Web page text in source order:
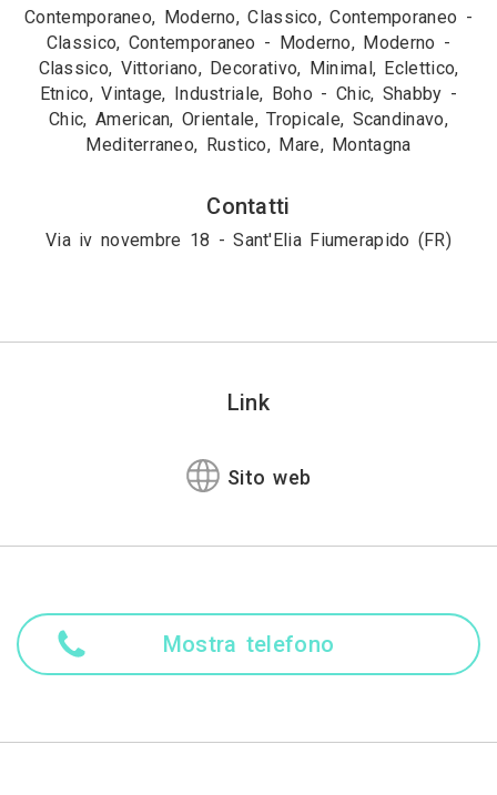
Contemporaneo, Moderno, Classico, Contemporaneo -
Classico, Contemporaneo - Moderno, Moderno -
Classico, Vittoriano, Decorativo, Minimal, Eclettico,
Etnico, Vintage, Industriale, Boho - Chic, Shabby -
Chic, American, Orientale, Tropicale, Scandinavo,
Mediterraneo, Rustico, Mare, Montagna
Contatti
Via iv novembre 18 - Sant'Elia Fiumerapido (FR)
Link
Sito web
Mostra telefono